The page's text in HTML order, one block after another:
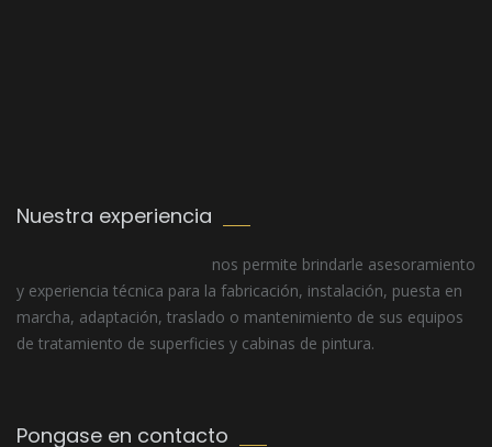
Nuestra experiencia
nos permite brindarle asesoramiento
y experiencia técnica para la fabricación, instalación, puesta en
marcha, adaptación, traslado o mantenimiento de sus equipos
de tratamiento de superficies y cabinas de pintura.
Pongase en contacto